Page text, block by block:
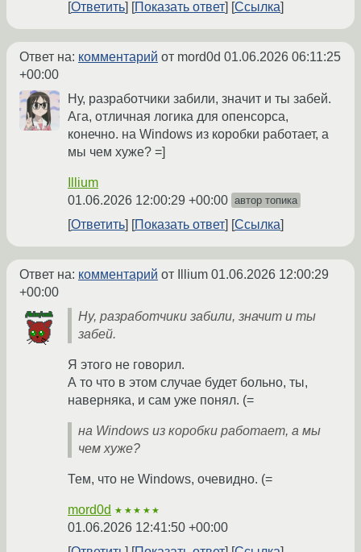
Ответить
Показать ответ Ссылка
Ответ на: комментарий от mord0d 01.06.2026 06:11:25
+00:00
Ну, разработчики забили, значит и ты забей.
Ага, отличная логика для опенсорса,
конечно. на Windows из коробки работает, а
мы чем хуже? =]
Illium
01.06.2026 12:00:29 +00:00 автор топика
Ответить Показать ответ Ссылка
Ответ на: комментарий от Illium 01.06.2026 12:00:29
+00:00
Ну, разработчики забили, значит и ты
забей.
Я этого не говорил.
А то что в этом случае будет больно, ты,
наверняка, и сам уже понял. (=
на Windows из коробки работает, а мы
чем хуже?
Тем, что не Windows, очевидно. (=
mord0d ★★★★★
01.06.2026 12:41:50 +00:00